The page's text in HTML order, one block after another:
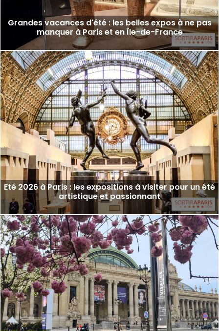
Grandes vacances d'été : les belles expos à ne pas
manquer à Paris et en Île-de-France
Eté 2026 à Paris : les expositions à visiter pour un été
artistique et passionnant